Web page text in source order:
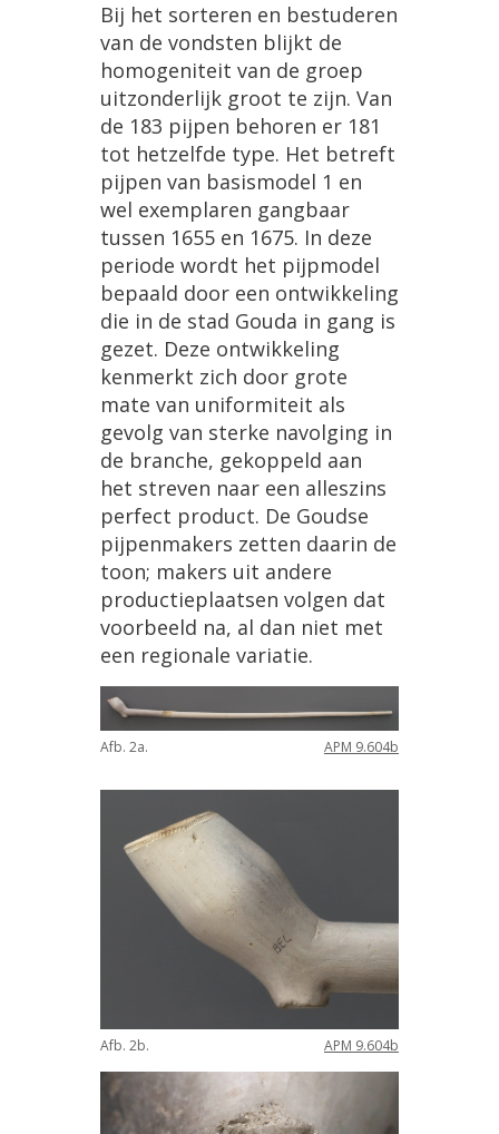
Bij het sorteren en bestuderen
van de vondsten blijkt de
homogeniteit van de groep
uitzonderlijk groot te zijn. Van
de 183 pijpen behoren er 181
tot hetzelfde type. Het betreft
pijpen van basismodel 1 en
wel exemplaren gangbaar
tussen 1655 en 1675. In deze
periode wordt het pijpmodel
bepaald door een ontwikkeling
die in de stad Gouda in gang is
gezet. Deze ontwikkeling
kenmerkt zich door grote
mate van uniformiteit als
gevolg van sterke navolging in
de branche, gekoppeld aan
het streven naar een alleszins
perfect product. De Goudse
pijpenmakers zetten daarin de
toon; makers uit andere
productieplaatsen volgen dat
voorbeeld na, al dan niet met
een regionale variatie.
Afb. 2a. APM 9.604b
Afb. 2b. APM 9.604b